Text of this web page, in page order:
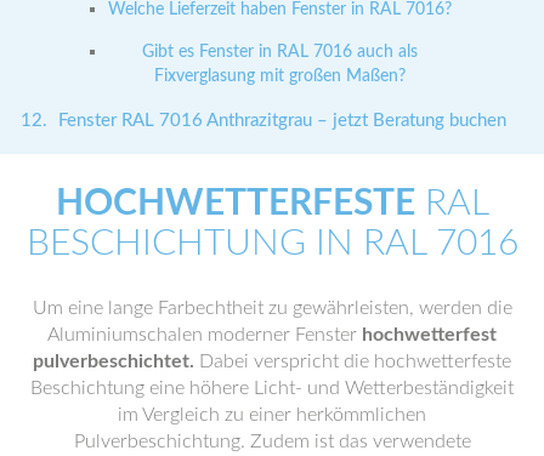
Welche Lieferzeit haben Fenster in RAL 7016?
Gibt es Fenster in RAL 7016 auch als
Fixverglasung mit großen Maßen?
Fenster RAL 7016 Anthrazitgrau – jetzt Beratung buchen
HOCHWETTERFESTE RAL
BESCHICHTUNG IN RAL 7016
Um eine lange Farbechtheit zu gewährleisten, werden die
Aluminiumschalen moderner Fenster hochwetterfest
pulverbeschichtet. Dabei verspricht die hochwetterfeste
Beschichtung eine höhere Licht- und Wetterbeständigkeit
im Vergleich zu einer herkömmlichen
Pulverbeschichtung. Zudem ist das verwendete